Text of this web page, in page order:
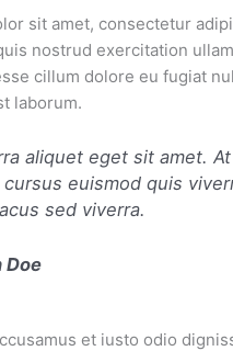
sit amet, consectetur
nostrud exercitation
cillum dolore eu fugiat
laborum.
aliquet eget sit amet.
cursus euismod quis
sed viverra.
Doe
et iusto odio